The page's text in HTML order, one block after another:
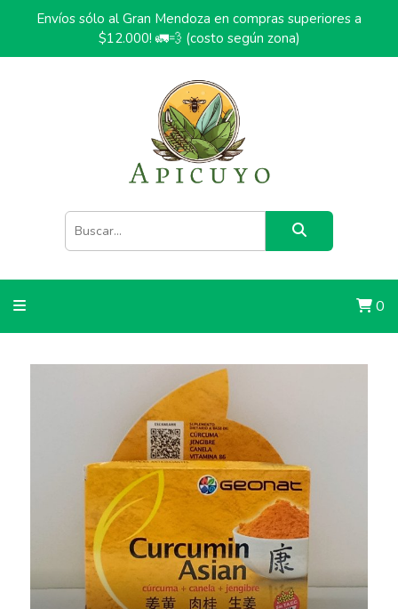
Envíos sólo al Gran Mendoza en compras superiores a
$12.000! 🚛💨 (costo según zona)
0